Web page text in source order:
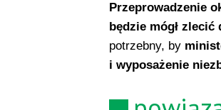
Przeprowadzenie
będzie mógł zlecić
potrzebny, by
i wyposażenie